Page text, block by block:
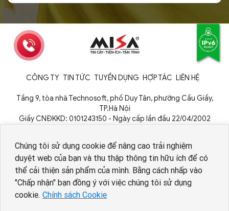
Chúng tôi sử dụng cookie để nâng cao trải nghiệm
duyệt web của bạn và thu thập thông tin hữu ích để có
thể cải thiện sản phẩm của mình. Bằng cách nhấp vào
"Chấp nhận" bạn đồng ý với việc chúng tôi sử dụng
cookie. Chính sách Cookie
Cuộc thi hướng tới mục tiêu lan tỏa […]
CÔNG TY TIN TỨC TUYỂN DỤNG HỢP TÁC LIÊN HỆ
Tầng 9, tòa nhà Technosoft, phố Duy Tân, phường Cầu Giấy,
TP.Hà Nội
Giấy CNĐKKD: 0101243150 - Ngày cấp lần đầu 22/04/2002
Copyright © 1994 - 2026 MISA JSC
Nhân viên AI tuyển dụng